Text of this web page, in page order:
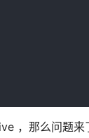
，那么问题